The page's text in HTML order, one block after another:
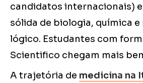
candidatos internacionais)
sólida de biologia, química
lógico. Estudantes com
Scientifico chegam mais
A trajetória de medicina na